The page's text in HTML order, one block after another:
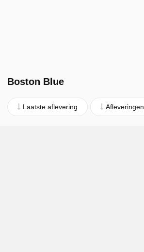
Boston Blue
Laatste aflevering Afleveringen